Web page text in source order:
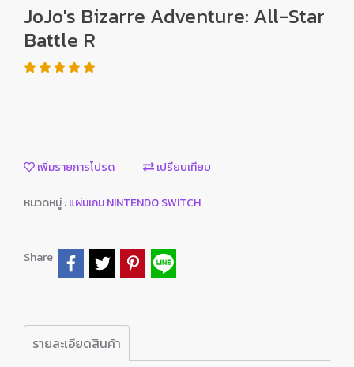
JoJo's Bizarre Adventure: All-Star
Battle R
เพิ่มรายการโปรด เปรียบเทียบ
หมวดหมู่ :แผ่นเกม NINTENDO SWITCH
Share
รายละเอียดสินค้า